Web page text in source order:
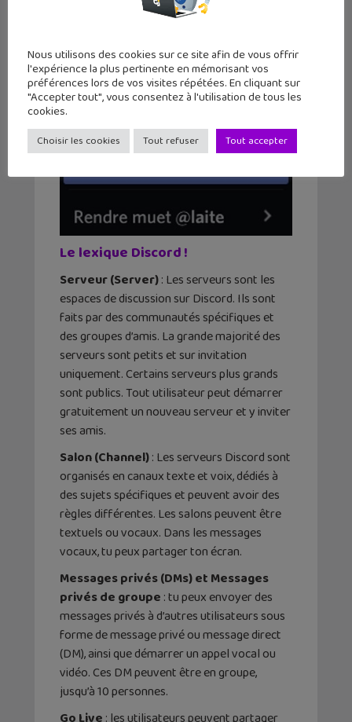
Le lexique Discord !
Serveur (Server): Les serveurs sont les
espaces de discussion sur Discord. Ils sont
faits par des communautés spécifiques et
des groupes d’amis. La grande majorité des
serveurs sont petits et sur invitation
uniquement. Certains serveurs plus grands
sont publics. Tout utilisateur peut démarrer
gratuitement un nouveau serveur et y inviter
ses amis.
Salon (Channel): Les serveurs Discord sont
organisés en canaux texte et voix, dédiés à
des sujets spécifiques et peuvent avoir des
règles différentes. Les salons peuvent être
textuels ou vocaux. Dans les messages
vocaux, tu peux partager ton écran.
Messages privés (DMs) et Messages
privés de groupe : tu peux envoyer des
messages privés à d’autres utilisateurs sous
forme de message privé ou message direct
(DM), ainsi que démarrer un appel vocal ou
vidéo. Ces DM peuvent être en groupe,
jusqu’à 10 personnes.
Nous utilisons des cookies sur ce site afin de vous offrir
l'expérience la plus pertinente en mémorisant vos
préférences lors de vos visites répétées. En cliquant sur
"Accepter tout", vous consentez à l'utilisation de tous les
cookies.
Choisir les cookies Tout refuser Tout accepter